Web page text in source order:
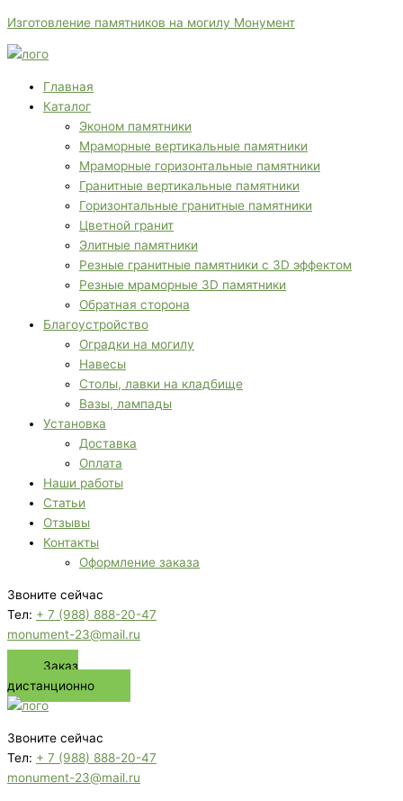
к
содержимому
Изготовление памятников на могилу Монумент
Главная
Каталог
Эконом памятники
Мраморные вертикальные памятники
Мраморные горизонтальные памятники
Гранитные вертикальные памятники
Горизонтальные гранитные памятники
Цветной гранит
Элитные памятники
Резные гранитные памятники с 3D эффектом
Резные мраморные 3D памятники
Обратная сторона
Благоустройство
Оградки на могилу
Навесы
Столы, лавки на кладбище
Вазы, лампады
Установка
Доставка
Оплата
Наши работы
Статьи
Отзывы
Контакты
Оформление заказа
Звоните сейчас
Тел: + 7 (988) 888-20-47
monument-23@mail.ru
Заказ
дистанционно
Звоните сейчас
Тел: + 7 (988) 888-20-47
monument-23@mail.ru
и
Памятник
из